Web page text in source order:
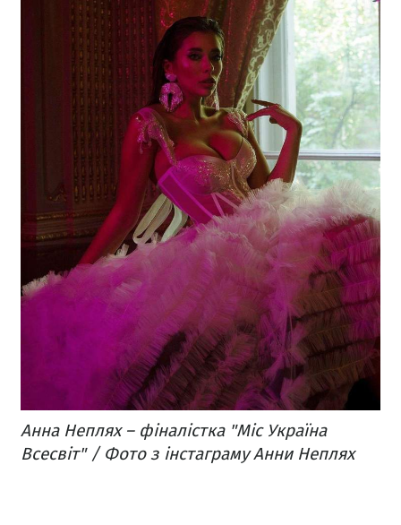
Анна Неплях – фіналістка "Міс Україна
Всесвіт" / Фото з інстаграму Анни Неплях